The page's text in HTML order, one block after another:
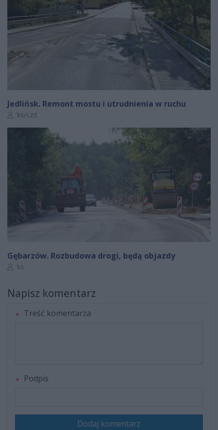
Jedlińsk. Remont mostu i utrudnienia w ruchu
Autor artykułu:
ks/czd
Gębarzów. Rozbudowa drogi, będą objazdy
Autor artykułu:
ks
Napisz komentarz
Treść komentarza
Podpis
Dodaj komentarz